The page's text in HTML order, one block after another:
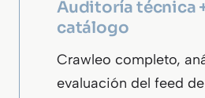
Auditoría técnica
catálogo
Crawleo completo,
evaluación del feed